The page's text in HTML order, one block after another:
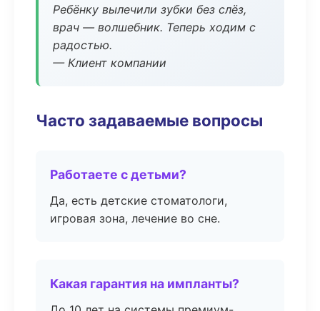
Ребёнку вылечили зубки без слёз,
врач — волшебник. Теперь ходим с
радостью.
— Клиент компании
Часто задаваемые вопросы
Работаете с детьми?
Да, есть детские стоматологи,
игровая зона, лечение во сне.
Какая гарантия на импланты?